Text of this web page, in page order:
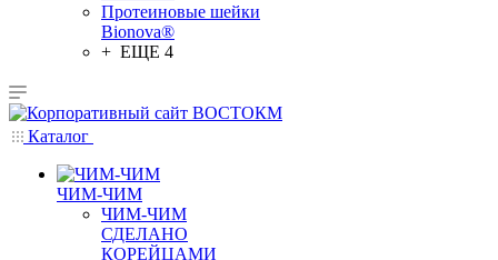
Протеиновые шейки
Bionova®
+ ЕЩЕ 4
Каталог
ЧИМ-ЧИМ
ЧИМ-ЧИМ
СДЕЛАНО
КОРЕЙЦАМИ